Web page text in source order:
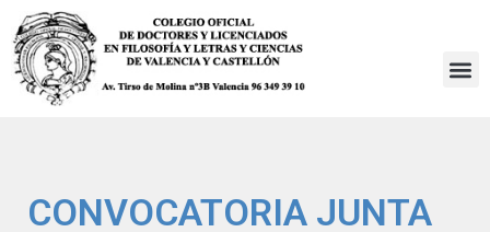
Saltar
al
CONVOCATORIA JUNTA